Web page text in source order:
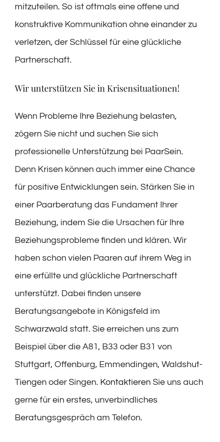
mitzuteilen. So ist oftmals eine offene und
konstruktive Kommunikation ohne einander zu
verletzen, der Schlüssel für eine glückliche
Partnerschaft.
Wir unterstützen Sie in Krisensituationen!
Wenn Probleme Ihre Beziehung belasten,
zögern Sie nicht und suchen Sie sich
professionelle Unterstützung bei PaarSein.
Denn Krisen können auch immer eine Chance
für positive Entwicklungen sein. Stärken Sie in
einer Paarberatung das Fundament Ihrer
Beziehung, indem Sie die Ursachen für Ihre
Beziehungsprobleme finden und klären. Wir
haben schon vielen Paaren auf ihrem Weg in
eine erfüllte und glückliche Partnerschaft
unterstützt. Dabei finden unsere
Beratungsangebote in Königsfeld im
Schwarzwald statt. Sie erreichen uns zum
Beispiel über die A81, B33 oder B31 von
Stuttgart, Offenburg, Emmendingen, Waldshut-
Tiengen oder Singen. Kontaktieren Sie uns auch
gerne für ein erstes, unverbindliches
Beratungsgespräch am Telefon.